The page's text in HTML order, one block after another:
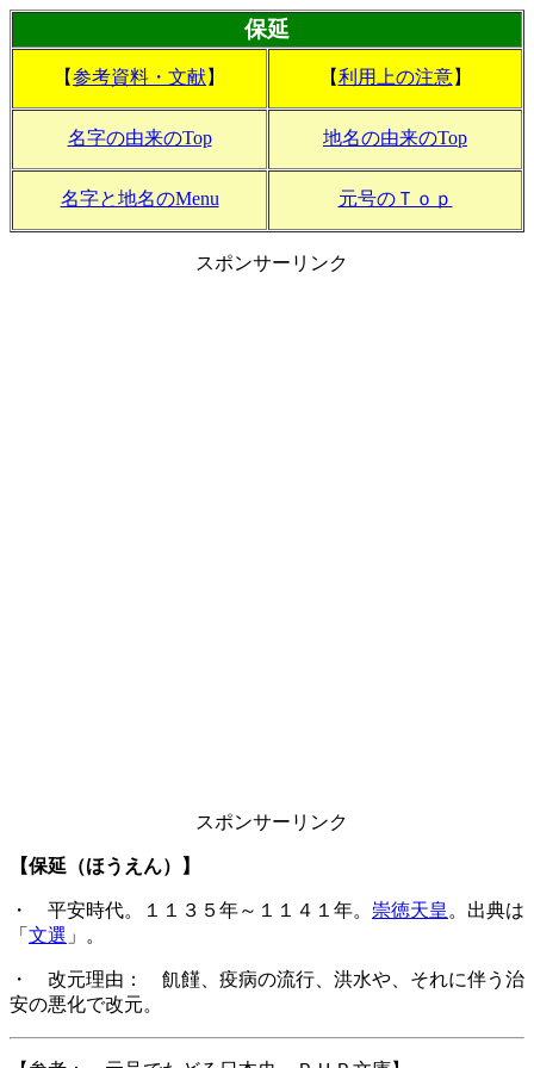
保延
【参考資料・文献】 【利用上の注意】
名字の由来のTop 地名の由来のTop
名字と地名のMenu 元号のＴｏｐ
スポンサーリンク
スポンサーリンク
【保延（ほうえん）】
・ 平安時代。１１３５年～１１４１年。 崇徳天皇 。出典は
「 文選 」。
・ 改元理由： 飢饉、疫病の流行、洪水や、それに伴う治
安の悪化で改元。